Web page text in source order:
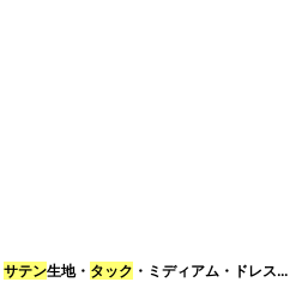
サテン生地・ タック ・ミディアム・ドレス・ワンピース[友崎まどか・れお着用][送料無料]